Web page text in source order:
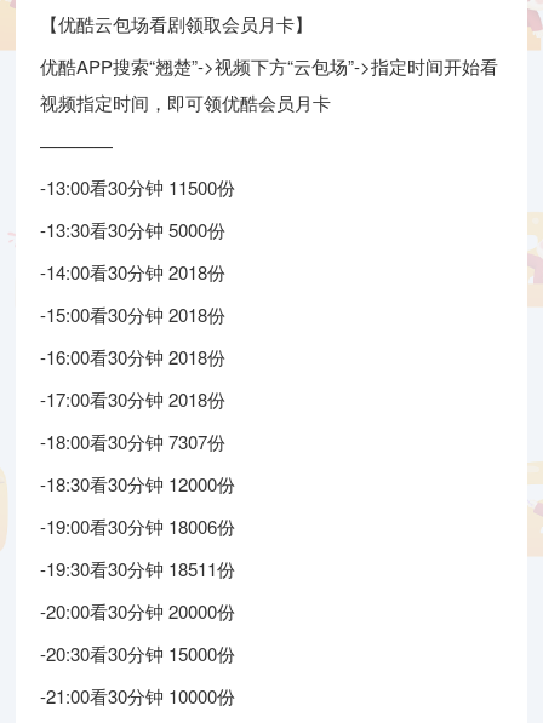
【优酷云包场看剧领取会员月卡】
优酷APP搜索“翘楚”->视频下方“云包场”->指定时间开始看
视频指定时间，即可领优酷会员月卡
————
-13:00看30分钟 11500份
-13:30看30分钟 5000份
-14:00看30分钟 2018份
-15:00看30分钟 2018份
-16:00看30分钟 2018份
-17:00看30分钟 2018份
-18:00看30分钟 7307份
-18:30看30分钟 12000份
-19:00看30分钟 18006份
-19:30看30分钟 18511份
-20:00看30分钟 20000份
-20:30看30分钟 15000份
-21:00看30分钟 10000份